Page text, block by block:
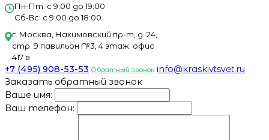
Пн-Пт: с 9:00 до 19:00
Сб-Вс: с 9:00 до 18:00
г. Москва, Нахимовский пр-т, д. 24,
стр. 9 павильон №3, 4 этаж. офис
417 в
+7 (495) 908-53-53 Обратный звонок info@kraskivtsvet.ru
Заказать обратный звонок
Ваше имя:
Ваш телефон: